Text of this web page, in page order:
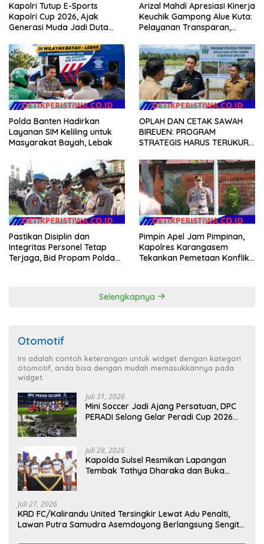
Kapolri Tutup E-Sports
Kapolri Cup 2026, Ajak
Generasi Muda Jadi Duta
Laporkan Gangguan ke 110
Arizal Mahdi Apresiasi Kinerja
Keuchik Gampong Alue Kuta:
Pelayanan Transparan,
Berorientasi pada
Kepentingan Masyarakat
Polda Banten Hadirkan
Layanan SIM Keliling untuk
Masyarakat Bayah, Lebak
OPLAH DAN CETAK SAWAH
BIREUEN: PROGRAM
STRATEGIS HARUS TERUKUR,
KETERBUKAAN DATA
Pastikan Disiplin dan
Integritas Personel Tetap
Terjaga, Bid Propam Polda
Pimpin Apel Jam Pimpinan,
Kapolres Karangasem
Tekankan Pemetaan Konflik
Selengkapnya
Otomotif
Ini adalah contoh keterangan untuk widget dengan kategori
otomotif, anda bisa dengan mudah memasukkannya pada
widget.
Juli 31, 2026
Mini Soccer Jadi Ajang Persatuan, DPC
PERADI Selong Gelar Peradi Cup 2026
Juli 28, 2026
Kapolda Sulsel Resmikan Lapangan
Tembak Tathya Dharaka dan Buka
Juli 27, 2026
KRD FC/Kalirandu United Tersingkir Lewat Adu Penalti,
Lawan Putra Samudra Asemdoyong Berlangsung Sengit